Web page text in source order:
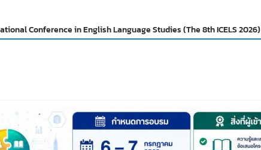
Conference in English Language Studies (The 8th ICELS 2026)